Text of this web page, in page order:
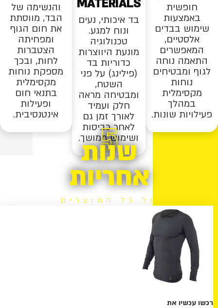
חופשית
באמצעות
שימוש בבדים
אלסטיים,
המאפשרים
התאמה נוחה
לגוף ומבטיחים
נוחות
מקסימלית
במהלך
פעילויות שונות.
MATERIALS
בד איכותי, נעים
ונוח למגע.
טכנולוגיה
מונעת היווצרות
כדוריות בד
(פילינג) על פני
השטח,
ומבטיחה מראה
חלק ועמיד
לאורך זמן גם
לאחר כביסות
ושימוש ממושך.
והנשימה של
הבד, מווסתת
את חום הגוף
ומפחיתה
הצטברות
לחות, ובכך
מספקת נוחות
מקסימלית
בתנאי חום
ופעילות
אינטנסיבית.
5
שנות
אחריות
על כל המוצרים
רכשו עכשיו את